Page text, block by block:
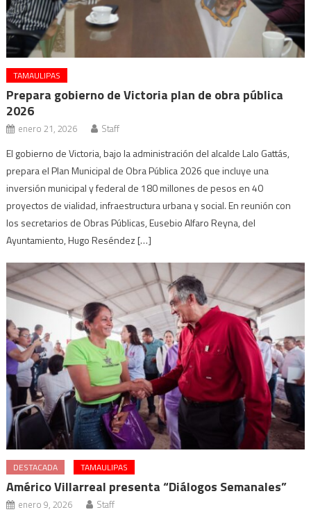
TAMAULIPAS
Prepara gobierno de Victoria plan de obra pública
2026
enero 21, 2026 Staff
El gobierno de Victoria, bajo la administración del alcalde Lalo Gattás,
prepara el Plan Municipal de Obra Pública 2026 que incluye una
inversión municipal y federal de 180 millones de pesos en 40
proyectos de vialidad, infraestructura urbana y social. En reunión con
los secretarios de Obras Públicas, Eusebio Alfaro Reyna, del
Ayuntamiento, Hugo Reséndez […]
DESTACADA TAMAULIPAS
Américo Villarreal presenta “Diálogos Semanales”
enero 9, 2026 Staff